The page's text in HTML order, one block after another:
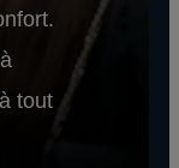
tout